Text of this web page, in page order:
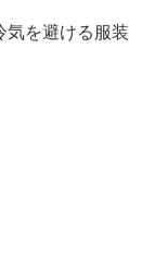
気を避ける服装